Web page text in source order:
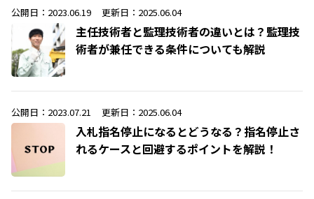
公開日：2023.06.19 更新日：2025.06.04
主任技術者と監理技術者の違いとは？監理技
術者が兼任できる条件についても解説
公開日：2023.07.21 更新日：2025.06.04
入札指名停止になるとどうなる？指名停止さ
れるケースと回避するポイントを解説！